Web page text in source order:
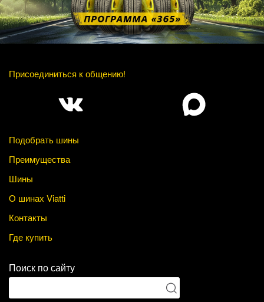
Присоединиться к общению!
Подобрать шины
Преимущества
Шины
О шинах Viatti
Контакты
Где купить
Поиск по сайту